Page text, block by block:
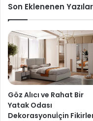
Son Eklenenen Yazılar
Göz Alıcı ve Rahat Bir
Yatak Odası
Dekorasyonuİçin